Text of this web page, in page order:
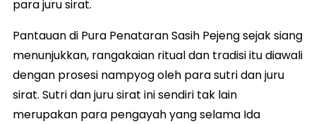
para juru sirat.
Pantauan di Pura Penataran Sasih Pejeng sejak siang
menunjukkan, rangakaian ritual dan tradisi itu diawali
dengan prosesi nampyog oleh para sutri dan juru
sirat. Sutri dan juru sirat ini sendiri tak lain
merupakan para pengayah yang selama Ida